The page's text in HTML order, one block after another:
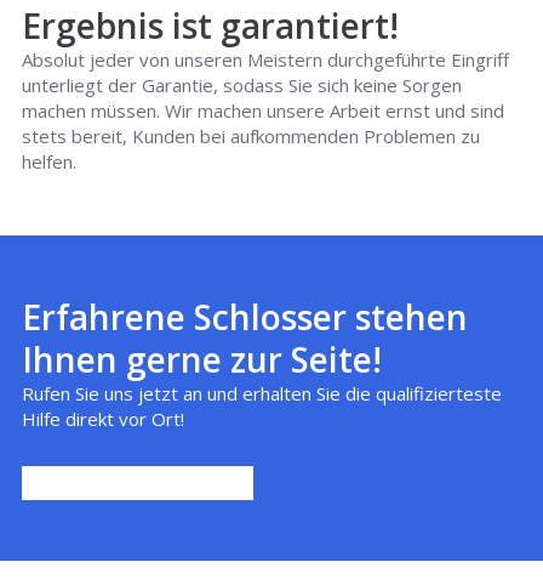
Ergebnis ist garantiert!
Absolut jeder von unseren Meistern durchgeführte Eingriff
unterliegt der Garantie, sodass Sie sich keine Sorgen
machen müssen. Wir machen unsere Arbeit ernst und sind
stets bereit, Kunden bei aufkommenden Problemen zu
helfen.
Erfahrene Schlosser stehen
Ihnen gerne zur Seite!
Rufen Sie uns jetzt an und erhalten Sie die qualifizierteste
Hilfe direkt vor Ort!